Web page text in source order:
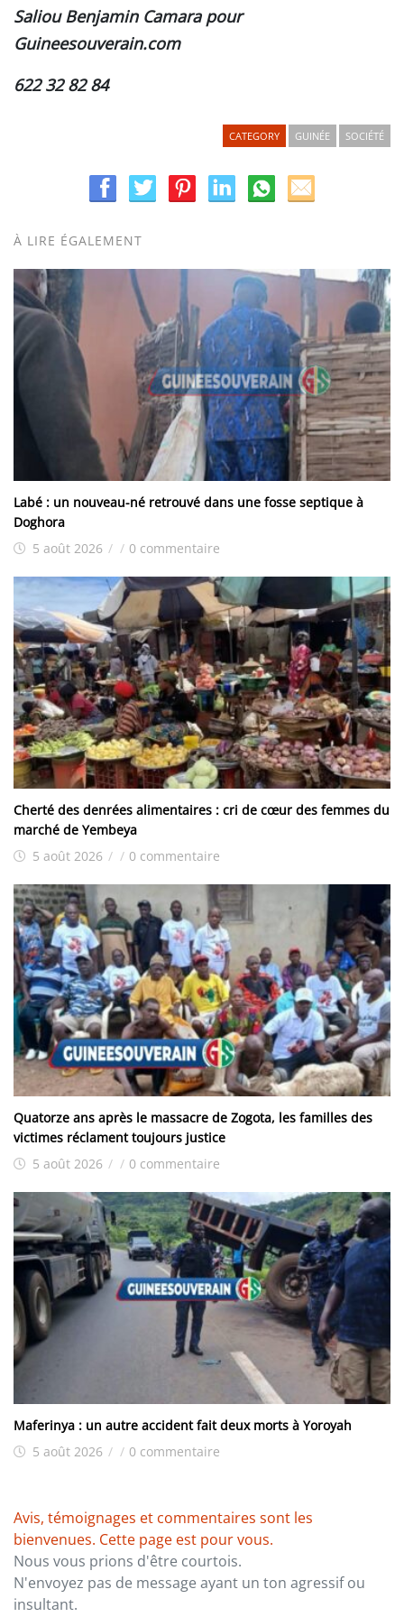
Saliou Benjamin Camara pour
Guineesouverain.com
622 32 82 84
CATEGORY GUINÉE SOCIÉTÉ
À LIRE ÉGALEMENT
Labé : un nouveau-né retrouvé dans une fosse septique à
Doghora
5 août 2026 / / 0 commentaire
Cherté des denrées alimentaires : cri de cœur des femmes du
marché de Yembeya
5 août 2026 / / 0 commentaire
Quatorze ans après le massacre de Zogota, les familles des
victimes réclament toujours justice
5 août 2026 / / 0 commentaire
Maferinya : un autre accident fait deux morts à Yoroyah
5 août 2026 / / 0 commentaire
Avis, témoignages et commentaires sont les
bienvenues. Cette page est pour vous.
Nous vous prions d'être courtois.
N'envoyez pas de message ayant un ton agressif ou
insultant.